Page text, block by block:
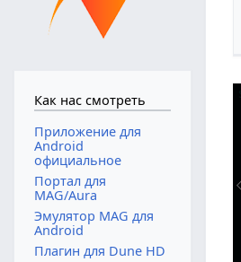
Как нас смотреть
Приложение для
Android
официальное
Портал для
MAG/Aura
Эмулятор MAG для
Android
Плагин для Dune HD